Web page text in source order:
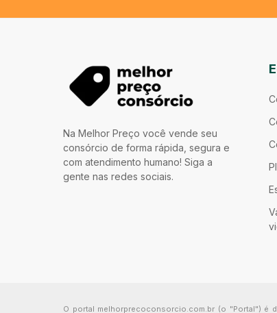
Na Melhor Preço você vende seu
consórcio de forma rápida, segura e
com atendimento humano! Siga a
gente nas redes sociais.
O portal melhorprecoconsorcio.com.br (o "Portal") é